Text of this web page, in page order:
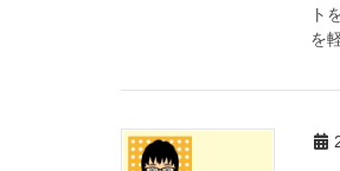
ト
を